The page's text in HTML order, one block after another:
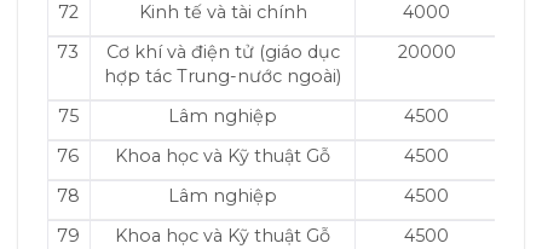
72
Kinh tế và tài chính
4000
73
Cơ khí và điện tử (giáo dục
hợp tác Trung-nước ngoài)
20000
75 Lâm nghiệp
4500
76
Khoa học và Kỹ thuật Gỗ
4500
78
Lâm nghiệp
4500
79
Khoa học và Kỹ thuật Gỗ 4500